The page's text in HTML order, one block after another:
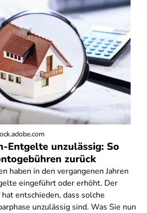
Entgelte unzulässig: So
zurück
haben in den vergangenen Jahren
eingeführt oder erhöht. Der
entschieden, dass solche
unzulässig sind. Was Sie nun